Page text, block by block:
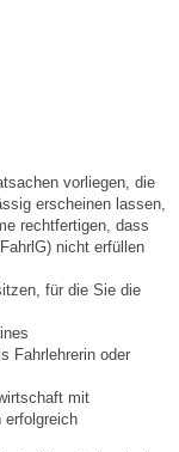
vorliegen, die
erscheinen lassen,
rechtfertigen, dass
nicht erfüllen
für die Sie die
Fahrlehrerin oder
mit
erfolgreich